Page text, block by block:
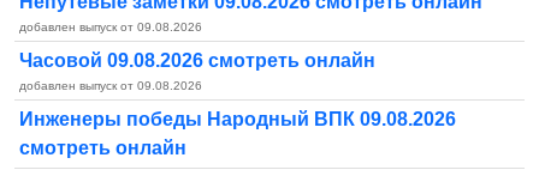
добавлен выпуск от 09.08.2026
Часовой 09.08.2026 смотреть онлайн
добавлен выпуск от 09.08.2026
Инженеры победы Народный ВПК 09.08.2026
смотреть онлайн